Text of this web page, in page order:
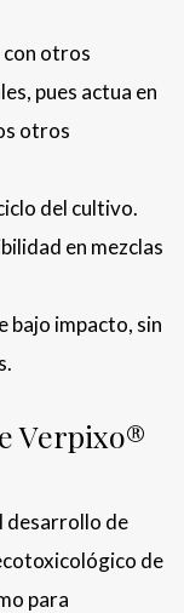
con otros
pues actua en
otros
del cultivo.
en mezclas
bajo impacto, sin
Verpixo®
desarrollo de
de
para